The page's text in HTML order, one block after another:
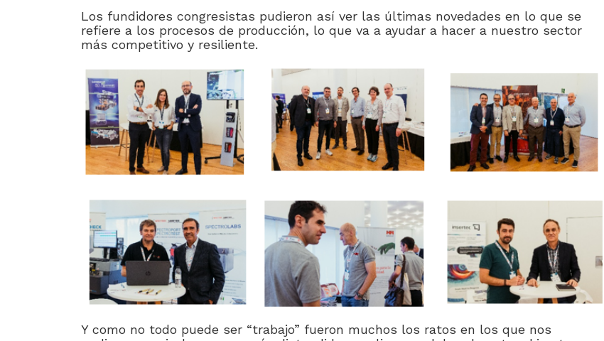
Los fundidores congresistas pudieron así ver las últimas novedades en lo que se
refiere a los procesos de producción, lo que va a ayudar a hacer a nuestro sector
más competitivo y resiliente.
Y como no todo puede ser “trabajo” fueron muchos los ratos en los que nos